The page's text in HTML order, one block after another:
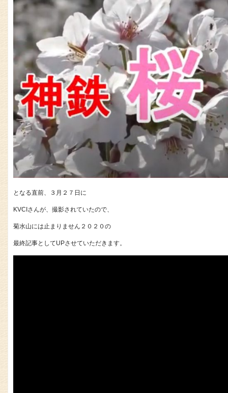
となる直前、３月２７日に
KVCIさんが、撮影されていたので、
菊水山には止まりません２０２０の
最終記事としてUPさせていただきます。